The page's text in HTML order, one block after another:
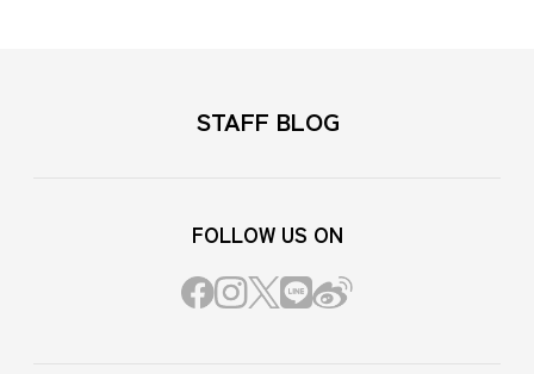
STAFF BLOG
FOLLOW US ON